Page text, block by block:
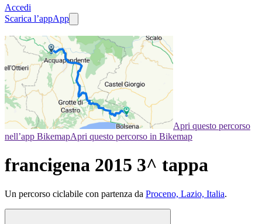
Accedi
Scarica l’appApp
Apri questo percorso
nell’app BikemapApri questo percorso in Bikemap
francigena 2015 3^ tappa
Un percorso ciclabile con partenza da Proceno, Lazio, Italia.